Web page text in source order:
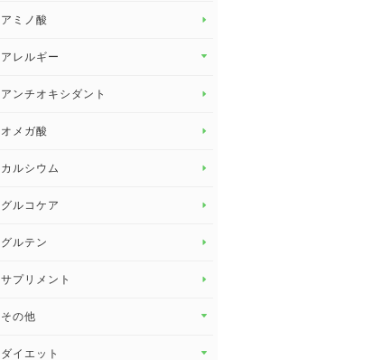
アミノ酸
アレルギー
アレルギー トップ
アンチオキシダント
オメガ酸
カルシウム
グルコケア
グルテン
サプリメント
その他
その他 トップ
ダイエット